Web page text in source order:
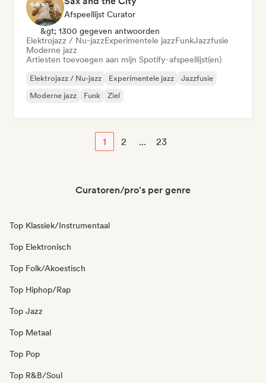
Afspeellijst Curator
&gt; 1300 gegeven antwoorden
Elektrojazz / Nu-jazzExperimentele jazzFunkJazzfusie
Moderne jazz
Artiesten toevoegen aan mijn Spotify-afspeellijst(en)
Elektrojazz / Nu-jazz Experimentele jazz
Jazzfusie
Moderne jazz
Funk Ziel
1 2 ... 23
Curatoren/pro's per genre
Top Klassiek/Instrumentaal
Top Elektronisch
Top Folk/Akoestisch
Top Hiphop/Rap
Top Jazz
Top Metaal
Top Pop
Top R&B/Soul